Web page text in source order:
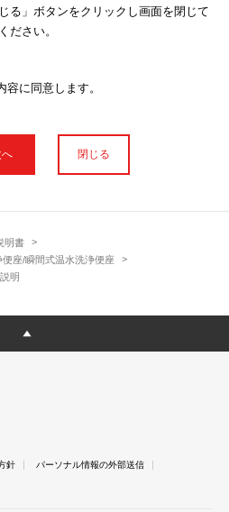
明書
座/瞬間式温水洗浄便座
明
変更になる場合がございます。本サイ
明書の内容とお手持ちの製品の仕様に
ご注意、また測定基準や数値等は取扱
の基準に応じた内容となっております
れている場合がありますが、本サイト
りませんのであらかじめご了承くだ
ご了承ください。
さい。
る」ボタンをクリックし画面を閉じて
ください。
容に同意します。
閉じる
針
パーソナル情報の外部送信